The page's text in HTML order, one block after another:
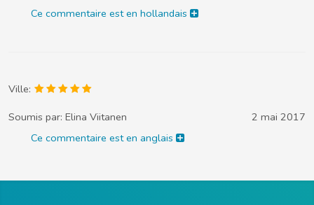
Ce commentaire est en hollandais
Ville:
Soumis par: Elina Viitanen
2 mai 2017
Ce commentaire est en anglais